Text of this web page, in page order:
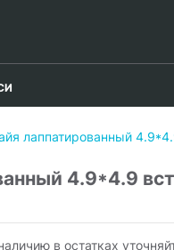
лаппатированный
4.9*4.9
в остатках